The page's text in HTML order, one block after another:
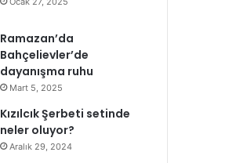
Ramazan’da
Bahçelievler’de
dayanışma ruhu
Mart 5, 2025
Kızılcık Şerbeti setinde
neler oluyor?
Aralık 29, 2024